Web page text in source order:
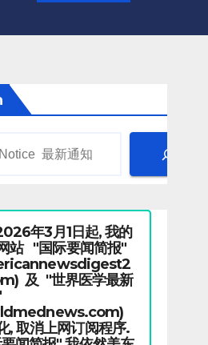
年3月1日起, 我的
站 "国际要闻简报"
及 "世界医学最新
, 取消上网订阅程序.